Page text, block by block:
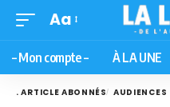
Aa
– Mon compte – À LA UNE
. ARTICLE ABONNÉS AUDIENCES